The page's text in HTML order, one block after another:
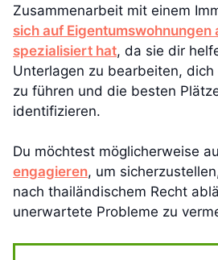
Zusammenarbeit mit einem
sich auf Eigentumswohnungen
spezialisiert hat, da sie dir
Unterlagen zu bearbeiten,
zu führen und die besten
identifizieren.
Du möchtest möglicherweise
engagieren, um
nach thailändischem Recht
unerwartete Probleme zu